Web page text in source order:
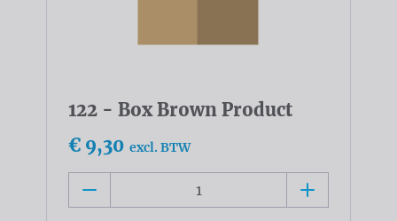
122 - Box Brown Product
€ 9,30 excl. BTW